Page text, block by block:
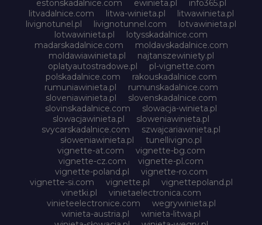
estonskadalnice.com
ewinieta.pl
info365.pl
litvadalnice.com
litwa-winieta.pl
litwawinieta.pl
livignotunel.pl
livignotunnel.com
lotvawinieta.pl
lotwawinieta.pl
lotysskadalnice.com
madarskadalnice.com
moldavskadalnice.com
moldawiawinieta.pl
najtanszewiniety.pl
oplatyautostradowe.pl
pl-vignette.com
polskadalnice.com
rakouskadalnice.com
rumuniawinieta.pl
rumunskadalnice.com
sloveniawinieta.pl
slovenskadalnice.com
slovinskadalnice.com
slowacja-winieta.pl
slowacjawinieta.pl
sloweniawinieta.pl
svycarskadalnice.com
szwajcariawinieta.pl
słoweniawinieta.pl
tunellivigno.pl
vignette-at.com
vignette-bg.com
vignette-cz.com
vignette-pl.com
vignette-poland.pl
vignette-ro.com
vignette-si.com
vignette.pl
vignettepoland.pl
vinetki.pl
vinietaelectronica.com
vinieteelectronice.com
wegrywinieta.pl
winieta-austria.pl
winieta-litwa.pl